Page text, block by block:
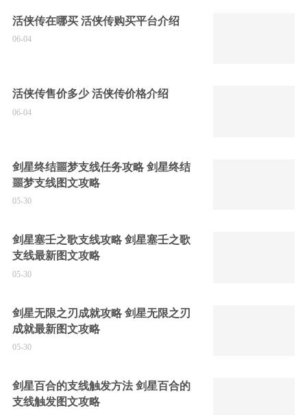
活侠传在哪买 活侠传购买平台介绍
06-04
活侠传售价多少 活侠传价格介绍
06-04
剑星终结噩梦支线任务攻略 剑星终结
噩梦支线图文攻略
05-30
剑星塞壬之歌支线攻略 剑星塞壬之歌
支线最新图文攻略
05-30
剑星无限之刃成就攻略 剑星无限之刃
成就最新图文攻略
05-30
剑星百合的支线触发方法 剑星百合的
支线触发图文攻略